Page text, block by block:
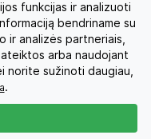
2021 m.
keliauti į JAV su
dėl įprastos
keistis pagal
funkcijas ir analizuoti
bendriname su
ir analizės partneriais,
arba naudojant
norite sužinoti daugiau,
.